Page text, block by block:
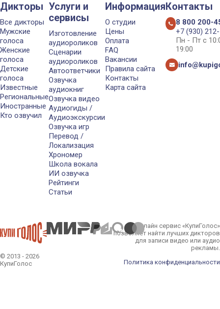
Дикторы
Все дикторы
Мужские
голоса
Женские
голоса
Детские
голоса
Известные
Региональные
Иностранные
Кто озвучил
Услуги и
сервисы
Изготовление
аудиороликов
Сценарии
аудиороликов
Автоответчики
Озвучка
аудиокниг
Озвучка видео
Аудиогиды /
Аудиоэкскурсии
Озвучка игр
Перевод /
Локализация
Хрономер
Школа вокала
ИИ озвучка
Рейтинги
Статьи
Информация
О студии
Цены
Оплата
FAQ
Вакансии
Правила сайта
Контакты
Карта сайта
Контакты
8 800 200-
+7 (930)
Пн - Пт с
19:00
© 2013 - 2026
КупиГолос
Онлайн сервис «КупиГолос»
позволяет найти лучших дикторов
для записи видео или аудио
рекламы.
Политика конфиденциальности